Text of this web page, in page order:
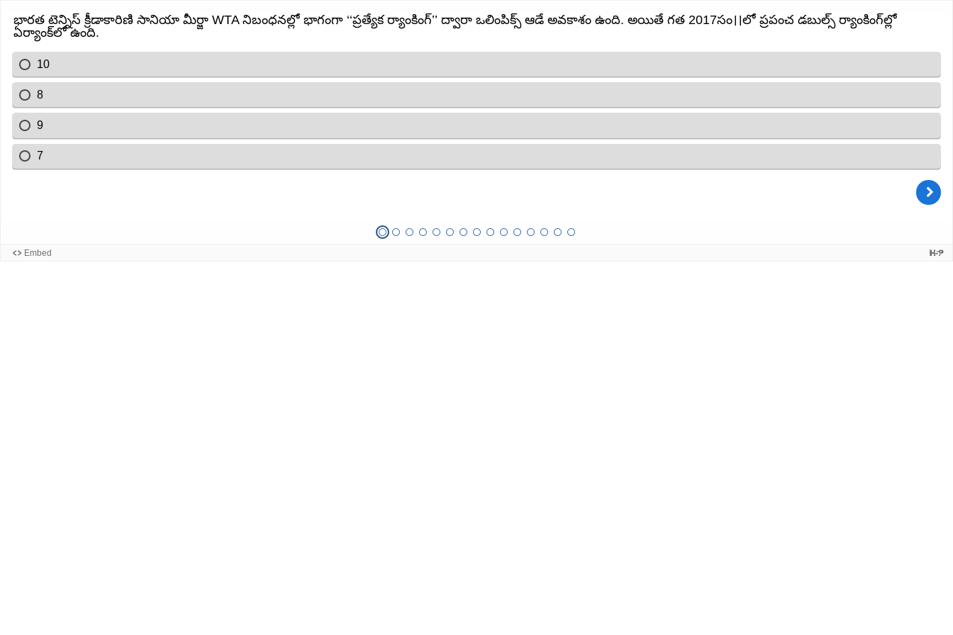
భారత టెన్నిస్ క్రీడాకారిణి సానియా మీర్జా WTA నిబంధనల్లో భాగంగా ‘‘ప్రత్యేక ర్యాంకింగ్’’ ద్వారా ఒలింపిక్స్ ఆడే అవకాశం ఉంది. అయితే గత 2017సం।।లో ప్రపంచ డబుల్స్ ర్యాంకింగ్‌ల్లో
ఏర్యాంక్‌లో ఉంది.
10
8
9
7
Embed